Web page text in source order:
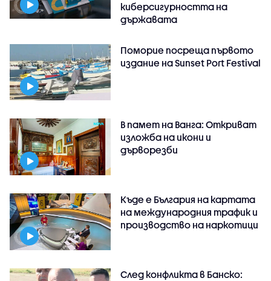
киберсигурността на
държавата
Поморие посреща първото
издание на Sunset Port Festival
В памет на Ванга: Откриват
изложба на икони и
дърворезби
Къде е България на картата
на международния трафик и
производство на наркотици
След конфликта в Банско: